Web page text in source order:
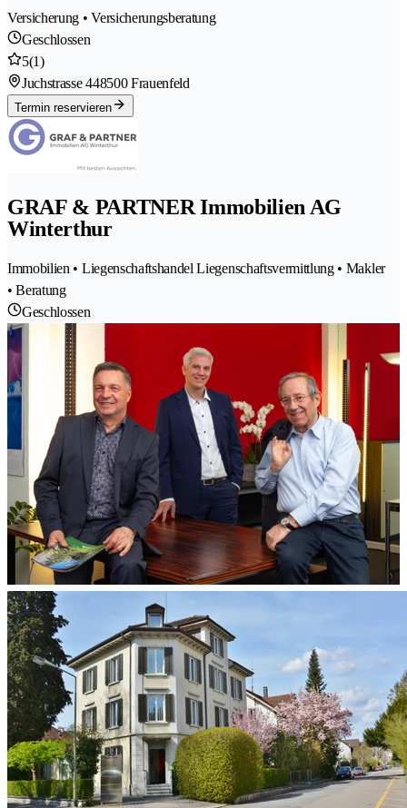
Versicherung • Versicherungsberatung
Geschlossen
5(1)
Juchstrasse 448500 Frauenfeld
Termin reservieren
GRAF & PARTNER Immobilien AG
Winterthur
Immobilien • Liegenschaftshandel Liegenschaftsvermittlung • Makler
• Beratung
Geschlossen